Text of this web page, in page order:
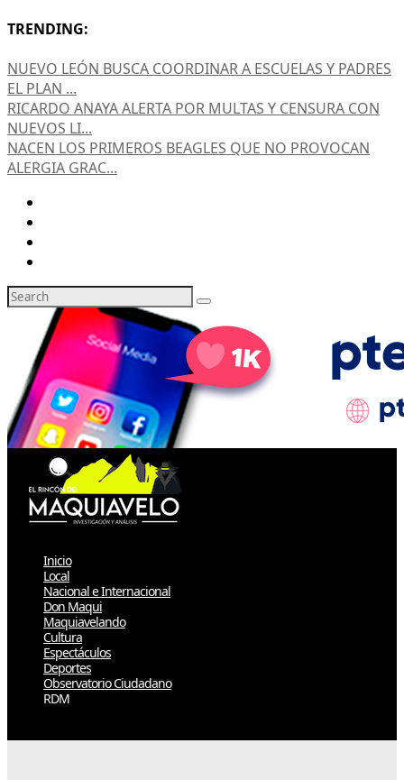
TRENDING:
NUEVO LEÓN BUSCA COORDINAR A ESCUELAS Y PADRES
EL PLAN ...
RICARDO ANAYA ALERTA POR MULTAS Y CENSURA CON
NUEVOS LI...
NACEN LOS PRIMEROS BEAGLES QUE NO PROVOCAN
ALERGIA GRAC...
Inicio
Local
Nacional e Internacional
Don Maqui
Maquiavelando
Cultura
Espectáculos
Deportes
Observatorio Ciudadano
RDM